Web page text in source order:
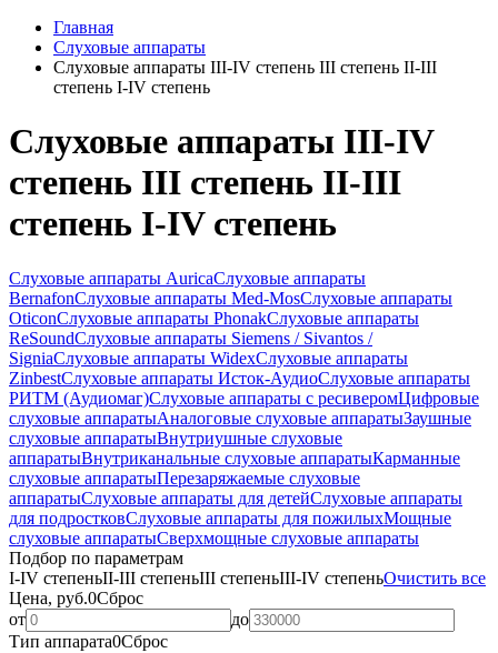
Главная
Слуховые аппараты
Слуховые аппараты III-IV степень III степень II-III
степень I-IV степень
Слуховые аппараты III-IV
степень III степень II-III
степень I-IV степень
Слуховые аппараты AuricaСлуховые аппараты
BernafonСлуховые аппараты Med-MosСлуховые аппараты
OticonСлуховые аппараты PhonakСлуховые аппараты
ReSoundСлуховые аппараты Siemens / Sivantos /
SigniaСлуховые аппараты WidexСлуховые аппараты
ZinbestСлуховые аппараты Исток-АудиоСлуховые аппараты
РИТМ (Аудиомаг)Слуховые аппараты с ресиверомЦифровые
слуховые аппаратыАналоговые слуховые аппаратыЗаушные
слуховые аппаратыВнутриушные слуховые
аппаратыВнутриканальные слуховые аппаратыКарманные
слуховые аппаратыПерезаряжаемые слуховые
аппаратыСлуховые аппараты для детейСлуховые аппараты
для подростковСлуховые аппараты для пожилыхМощные
слуховые аппаратыСверхмощные слуховые аппараты
Подбор по параметрам
I-IV степеньII-III степеньIII степеньIII-IV степеньОчистить все
Цена, руб.0Сброс
от
до
Тип аппарата0Сброс